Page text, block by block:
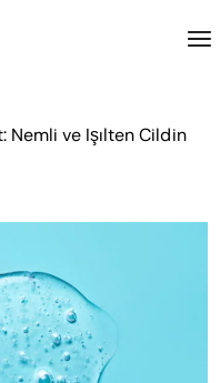
Nemli ve Işılten Cildin